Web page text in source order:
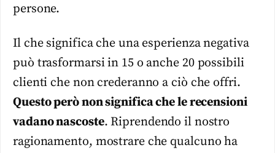
persone.
Il che significa che una esperienza negativa
può trasformarsi in 15 o anche 20 possibili
clienti che non crederanno a ciò che offri.
Questo però non significa che le recensioni
vadano nascoste. Riprendendo il nostro
ragionamento, mostrare che qualcuno ha